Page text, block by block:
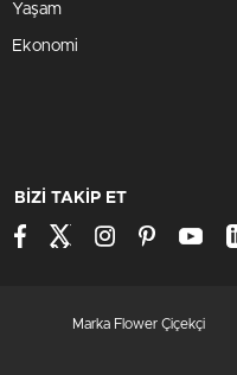
Yaşam
Ekonomi
BİZİ TAKİP ET
Marka Flower Çiçekçi